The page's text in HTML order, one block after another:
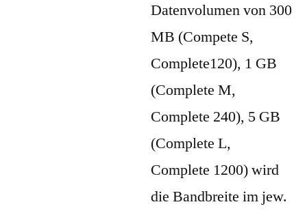
Datenvolumen von 300
MB (Compete S,
Complete120), 1 GB
(Complete M,
Complete 240), 5 GB
(Complete L,
Complete 1200) wird
die Bandbreite im jew.